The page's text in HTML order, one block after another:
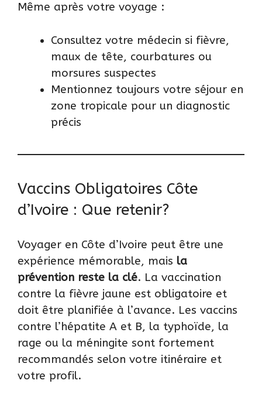
Même après votre voyage :
Consultez votre médecin si fièvre,
maux de tête, courbatures ou
morsures suspectes
Mentionnez toujours votre séjour en
zone tropicale pour un diagnostic
précis
Vaccins Obligatoires Côte
d’Ivoire : Que retenir?
Voyager en Côte d’Ivoire peut être une
expérience mémorable, mais la
prévention reste la clé. La vaccination
contre la fièvre jaune est obligatoire et
doit être planifiée à l’avance. Les vaccins
contre l’hépatite A et B, la typhoïde, la
rage ou la méningite sont fortement
recommandés selon votre itinéraire et
votre profil.